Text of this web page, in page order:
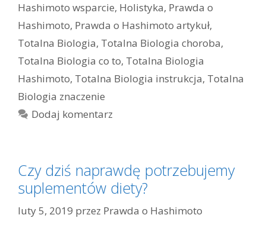
Hashimoto wsparcie, Holistyka, Prawda o
Hashimoto, Prawda o Hashimoto artykuł,
Totalna Biologia, Totalna Biologia choroba,
Totalna Biologia co to, Totalna Biologia
Hashimoto, Totalna Biologia instrukcja, Totalna
Biologia znaczenie
Dodaj komentarz
Czy dziś naprawdę potrzebujemy
suplementów diety?
luty 5, 2019 przez Prawda o Hashimoto